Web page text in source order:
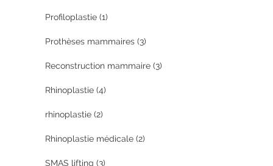
Profiloplastie (1)
Prothèses mammaires (3)
Reconstruction mammaire (3)
Rhinoplastie (4)
rhinoplastie (2)
Rhinoplastie médicale (2)
SMAS lifting (3)